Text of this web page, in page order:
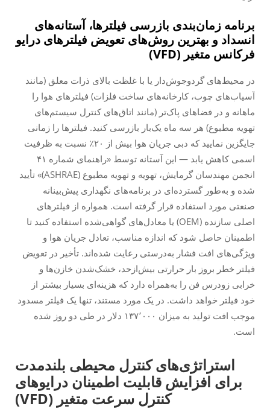
برنامه زمان‌بندی بازرسی فیلترها، آستانه‌های
انسداد و بهترین روش‌های تعویض فیلترهای درایو
فرکانس متغیر (VFD)
در محیط‌های گردوجوش‌دار یا با غلظت بالای ذرات معلق (مانند
آسیاب‌های چوب، کارخانه‌های ساخت فلزات) فیلترهای هوا را
ماهانه و در فضاهای پاک‌تر (مانند اتاق‌های کنترل سیستم‌های
تهویه مطبوع) هر سه ماه یک‌بار بازرسی کنید. فیلترها را زمانی
جایگزین نمایید که دبی جریان هوا بیش از ۲۰٪ نسبت به ظرفیت
اسمی کاهش یابد — این آستانه توسط «راهنمای شماره ۴۱
انجمن مهندسان گرمایش، تهویه و تهویه مطبوع (ASHRAE)» تأیید
شده و به‌طور گسترده‌ای در برنامه‌های نگهداری پیش‌بینانه
صنعتی مورد استفاده قرار گرفته است. همواره از فیلترهای
اصلی سازنده (OEM) یا معادل‌های گواهی‌شده استفاده کنید تا
اطمینان حاصل شود که اندازه مناسب، تعادل جریان هوا و
ویژگی‌های افت فشار به‌درستی رعایت شده‌اند. تأخیر در تعویض
فیلتر خطر بروز بار حرارتی بیش‌ازحد، خشک‌شدن خازن‌ها و
خرابی زودرس فن را به‌همراه دارد که هزینه‌ای بسیار بیشتر از
خود فیلتر خواهد داشت. در یک مورد مستند، تنها یک فیلتر مسدود
موجب افت تولید به میزان ۱۳۷٬۰۰۰ دلار در طی دو روز شده
است.
استراتژی‌های کنترل محیطی بلندمدت
برای افزایش قابلیت اطمینان درایوهای
کنترل سرعت متغیر (VFD)